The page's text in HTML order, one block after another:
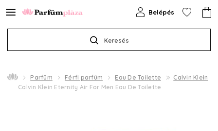
Keresés
Belépés
Parfüm Férfi parfüm Eau De Toilette
Calvin Klein
Calvin Klein Eternity Air For Men Eau De Toilette